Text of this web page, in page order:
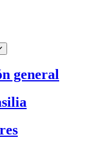
general